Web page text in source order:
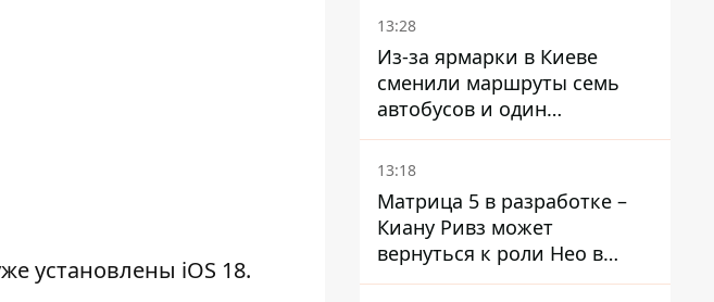
установлены iOS 18.
13:28
Из-за ярмарки в Киеве
сменили маршруты семь
автобусов и один
троллейбус
13:18
Матрица 5 в разработке –
Киану Ривз может
вернуться к роли Нео в
пятой части